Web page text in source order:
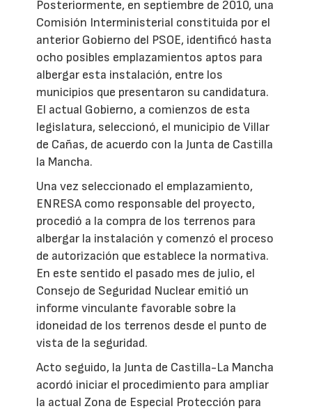
Posteriormente, en septiembre de 2010, una
Comisión Interministerial constituida por el
anterior Gobierno del PSOE, identificó hasta
ocho posibles emplazamientos aptos para
albergar esta instalación, entre los
municipios que presentaron su candidatura.
El actual Gobierno, a comienzos de esta
legislatura, seleccionó, el municipio de Villar
de Cañas, de acuerdo con la Junta de Castilla
la Mancha.
Una vez seleccionado el emplazamiento,
ENRESA como responsable del proyecto,
procedió a la compra de los terrenos para
albergar la instalación y comenzó el proceso
de autorización que establece la normativa.
En este sentido el pasado mes de julio, el
Consejo de Seguridad Nuclear emitió un
informe vinculante favorable sobre la
idoneidad de los terrenos desde el punto de
vista de la seguridad.
Acto seguido, la Junta de Castilla-La Mancha
acordó iniciar el procedimiento para ampliar
la actual Zona de Especial Protección para